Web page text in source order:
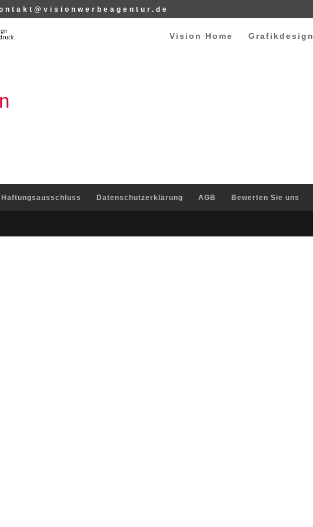
Vision Home Grafikdesign
Haftungsausschluss Datenschutzerklärung AGB Bewerten Sie uns